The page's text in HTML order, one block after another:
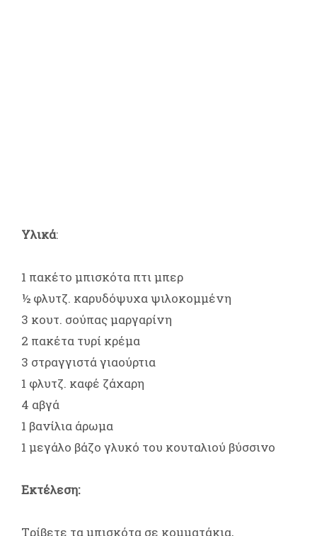
Υλικά:
1 πακέτο μπισκότα πτι μπερ
½ φλυτζ. καρυδόψυχα ψιλοκομμένη
3 κουτ. σούπας μαργαρίνη
2 πακέτα τυρί κρέμα
3 στραγγιστά γιαούρτια
1 φλυτζ. καφέ ζάχαρη
4 αβγά
1 βανίλια άρωμα
1 μεγάλο βάζο γλυκό του κουταλιού βύσσινο
Εκτέλεση:
Tρίβετε τα μπισκότα σε κομματάκια,